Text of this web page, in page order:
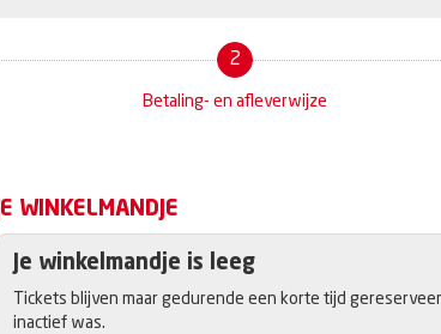
2
Betaling- en afleverwijze
JE WINKELMANDJE
Je winkelmandje is leeg
Tickets blijven maar gedurende een korte tijd
inactief was.